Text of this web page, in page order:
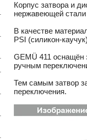
Корпус затвора и
нержавеющей стали
В качестве
PSI (силикон-
GEMÜ 411 оснащён
ручным
Тем самым затвор
переключения.